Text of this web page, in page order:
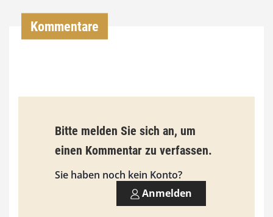
9
3
0
0
Kommentare
Bitte melden Sie sich an, um
einen Kommentar zu verfassen.
Sie haben noch kein Konto?
Anmelden